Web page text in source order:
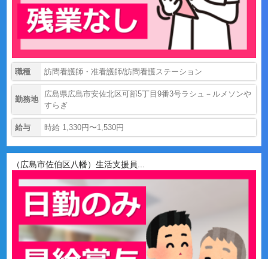
職種 訪問看護師・准看護師/訪問看護ステーション
勤務地
広島県広島市安佐北区可部5丁目9番3号ラシュ－ルメソンや
すらぎ
給与 時給 1,330円〜1,530円
（広島市佐伯区八幡）生活支援員...